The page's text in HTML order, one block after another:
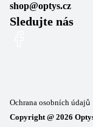
shop@optys.cz
Sledujte nás
Ochrana osobních údajů
Copyright @ 2026